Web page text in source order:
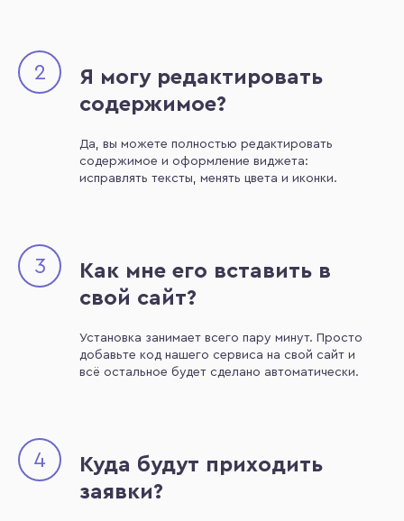
2
Я могу редактировать
содержимое?
Да, вы можете полностью редактировать
содержимое и оформление виджета:
исправлять тексты, менять цвета и иконки.
3
Как мне его вставить в
свой сайт?
Установка занимает всего пару минут. Просто
добавьте код нашего сервиса на свой сайт и
всё остальное будет сделано автоматически.
4
Куда будут приходить
заявки?